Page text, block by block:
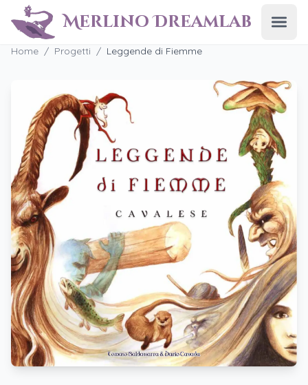
Merlino Dreamlab Apri
Home / Progetti / Leggende di Fiemme